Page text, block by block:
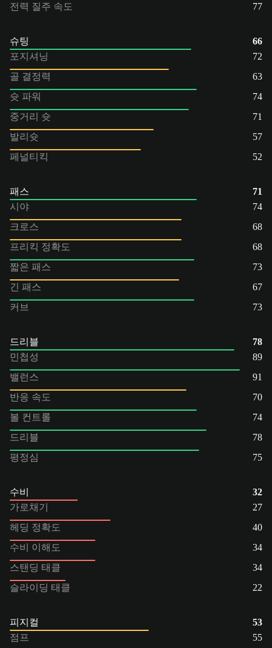
전력 질주 속도
77
슈팅
66
포지셔닝
72
골 결정력
63
슛 파워
74
중거리 슛
71
발리슛
57
페널티킥
52
패스
71
시야
74
크로스
68
프리킥 정확도
68
짧은 패스
73
긴 패스
67
커브
73
드리블
78
민첩성
89
밸런스
91
반응 속도
70
볼 컨트롤
74
드리블
78
평정심
75
수비
32
가로채기
27
헤딩 정확도
40
수비 이해도
34
스탠딩 태클
34
슬라이딩 태클
22
피지컬
53
점프
55